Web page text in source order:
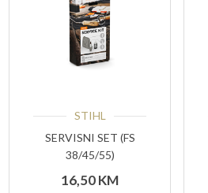
STIHL
SERVISNI SET (FS
38/45/55)
16,50KM